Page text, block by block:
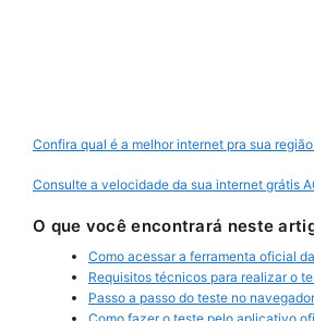
Confira qual é a melhor internet pra sua
Consulte a velocidade da sua internet grátis
O que você encontrará neste
Como acessar a ferramenta oficial
Requisitos técnicos para realizar o
Passo a passo do teste no navegador
Como fazer o teste pelo aplicativo